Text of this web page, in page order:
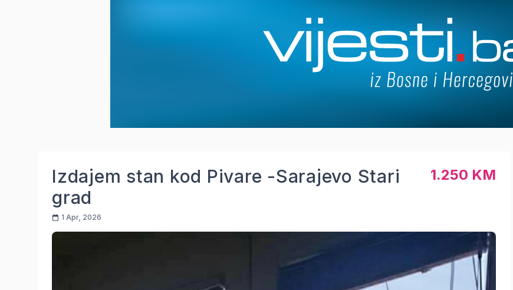
Izdajem stan kod Pivare -Sarajevo Stari
grad
1 Apr, 2026
1.250 KM